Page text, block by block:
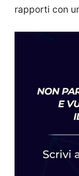
rapporti con